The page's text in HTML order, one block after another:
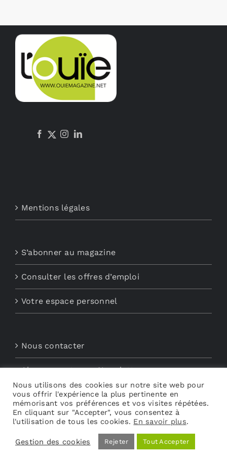
Mentions légales
S’abonner au magazine
Consulter les offres d’emploi
Votre espace personnel
Nous contacter
Abonnements aux Newsletters
Découvrez My Audio
Nous utilisons des cookies sur notre site web pour
vous offrir l'expérience la plus pertinente en
mémorisant vos préférences et vos visites répétées.
En cliquant sur "Accepter", vous consentez à
l'utilisation de tous les cookies. En savoir plus.
Gestion des cookies Rejeter Tout Accepter